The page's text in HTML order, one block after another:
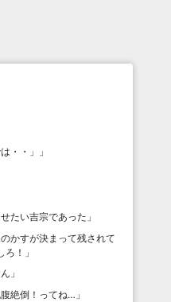
・・」
」
たい吉宗であった 」
かすが決まって残されて
ろ！ 」
」
絶倒！ってね… 」